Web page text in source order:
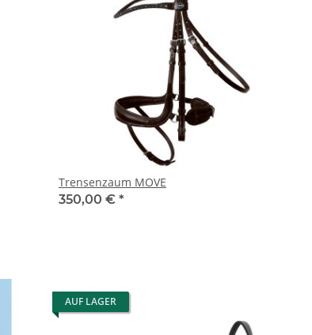
Trensenzaum MOVE
350,00 € *
AUF LAGER